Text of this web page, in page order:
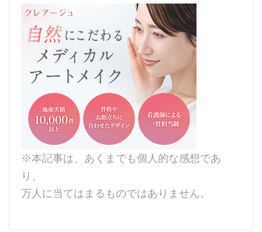
※本記事は、あくまでも個人的な感想であ
り、
万人に当てはまるものではありません。